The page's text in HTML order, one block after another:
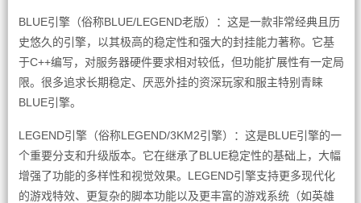
BLUE引擎（俗称BLUE/LEGEND老版）：这是一款非常经典且历
史悠久的引擎，以其极高的稳定性和强大的封挂能力著称。它基
于C++编写，对服务器硬件要求相对较低，但功能扩展性有一定局
限。很多追求长期稳定、厌恶外挂的资深玩家和服主特别青睐
BLUE引擎。
LEGEND引擎（俗称LEGEND/3KM2引擎）：这是BLUE引擎的一
个重要分支和升级版本。它在继承了BLUE稳定性的基础上，大幅
增强了功能的多样性和视觉效果。LEGEND引擎支持更多现代化
的游戏特效、更复杂的脚本功能以及更丰富的游戏系统（如英雄